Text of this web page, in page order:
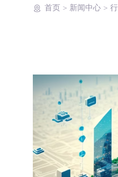
首页 > 新闻中心 >